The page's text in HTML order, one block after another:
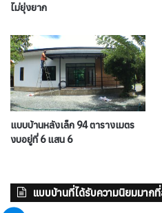
ไม่ยุ่งยาก
แบบบ้านหลังเล็ก 94 ตารางเมตร
งบอยู่ที่ 6 แสน 6
แบบบ้านที่ได้รับความนิยมมาก